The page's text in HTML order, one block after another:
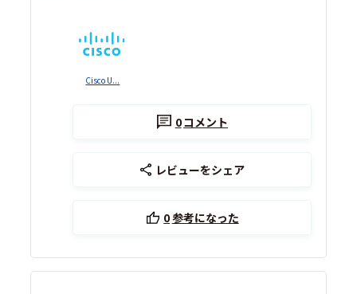
Cisco U...
0コメント
レビューをシェア
0参考になった